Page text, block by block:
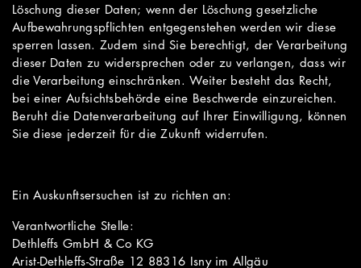
Löschung dieser Daten; wenn der Löschung gesetzliche
Aufbewahrungspflichten entgegenstehen werden wir diese
sperren lassen. Zudem sind Sie berechtigt, der Verarbeitung
dieser Daten zu widersprechen oder zu verlangen, dass wir
die Verarbeitung einschränken. Weiter besteht das Recht,
bei einer Aufsichtsbehörde eine Beschwerde einzureichen.
Beruht die Datenverarbeitung auf Ihrer Einwilligung, können
Sie diese jederzeit für die Zukunft widerrufen.
Ein Auskunftsersuchen ist zu richten an:
Verantwortliche Stelle:
Dethleffs GmbH & Co KG
Arist-Dethleffs-Straße 12 88316 Isny im Allgäu